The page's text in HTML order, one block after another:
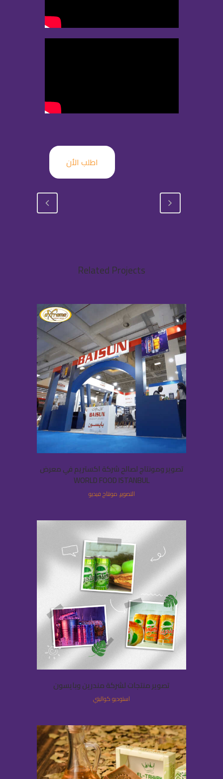
اطلب الأن
Related Projects
تصوير ومونتاج لصالح شركة اكستريم في معرض
WORLD FOOD ISTANBUL
التصوير, مونتاج فيديو
تصوير منتجات لشركة مندرين وبايسون
استوديو كواليتي